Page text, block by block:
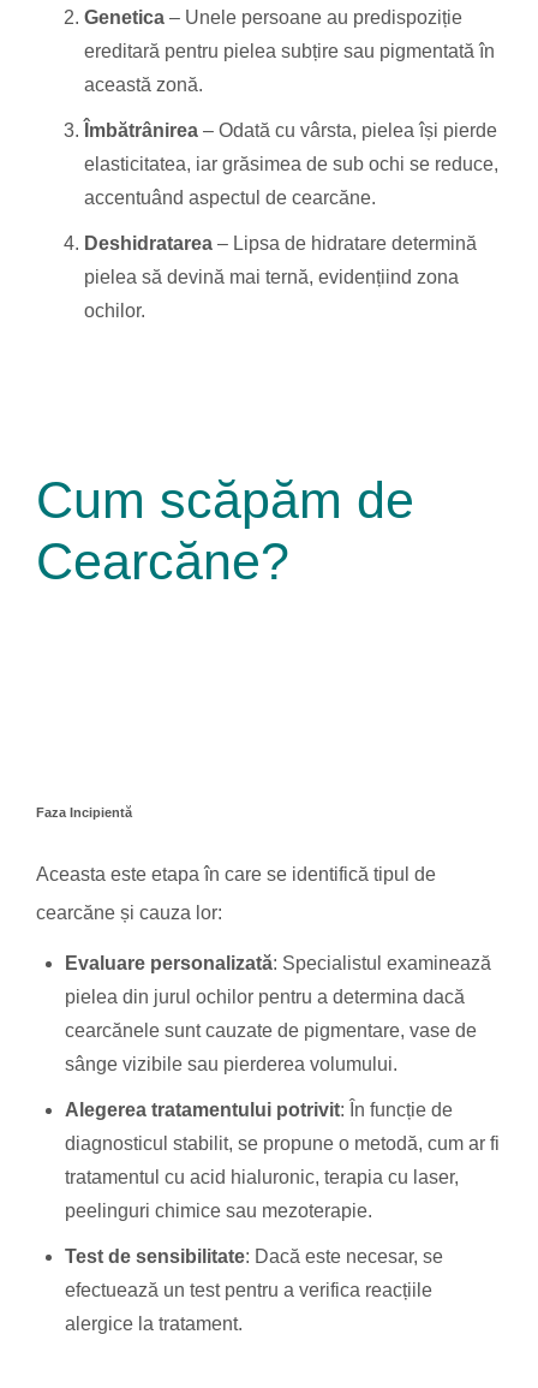
Genetica – Unele persoane au predispoziție
ereditară pentru pielea subțire sau pigmentată în
această zonă.
Îmbătrânirea – Odată cu vârsta, pielea își pierde
elasticitatea, iar grăsimea de sub ochi se reduce,
accentuând aspectul de cearcăne.
Deshidratarea – Lipsa de hidratare determină
pielea să devină mai ternă, evidențiind zona
ochilor.
Cum scăpăm de
Cearcăne?
Faza Incipientă
Aceasta este etapa în care se identifică tipul de
cearcăne și cauza lor:
Evaluare personalizată: Specialistul examinează
pielea din jurul ochilor pentru a determina dacă
cearcănele sunt cauzate de pigmentare, vase de
sânge vizibile sau pierderea volumului.
Alegerea tratamentului potrivit: În funcție de
diagnosticul stabilit, se propune o metodă, cum ar fi
tratamentul cu acid hialuronic, terapia cu laser,
peelinguri chimice sau mezoterapie.
Test de sensibilitate: Dacă este necesar, se
efectuează un test pentru a verifica reacțiile
alergice la tratament.